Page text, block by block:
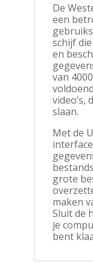
De
een
schijf
en
van
video’s,
slaan.
Met de
grote
maken
Sluit de
je
bent